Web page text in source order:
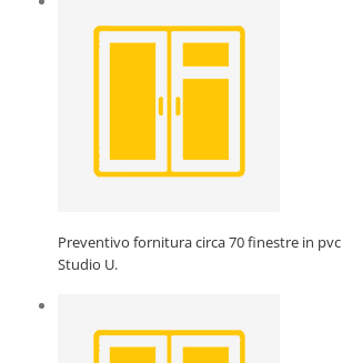
Preventivo fornitura circa 70 finestre in pvc
Studio U.